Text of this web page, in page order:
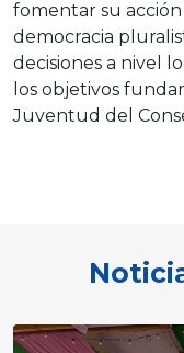
fomentar su
democracia
decisiones a nivel
los objetivos
Juventud del